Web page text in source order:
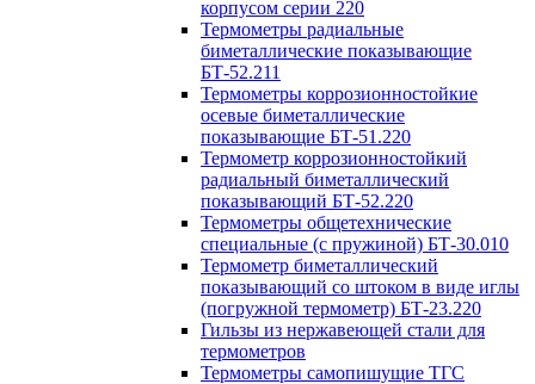
корпусом серии 220
Термометры радиальные
биметаллические показывающие
БТ-52.211
Термометры коррозионностойкие
осевые биметаллические
показывающие БТ-51.220
Термометр коррозионностойкий
радиальный биметаллический
показывающий БТ-52.220
Термометры общетехнические
специальные (с пружиной) БТ-30.010
Термометр биметаллический
показывающий со штоком в виде иглы
(погружной термометр) БТ-23.220
Гильзы из нержавеющей стали для
термометров
Термометры самопишущие ТГС